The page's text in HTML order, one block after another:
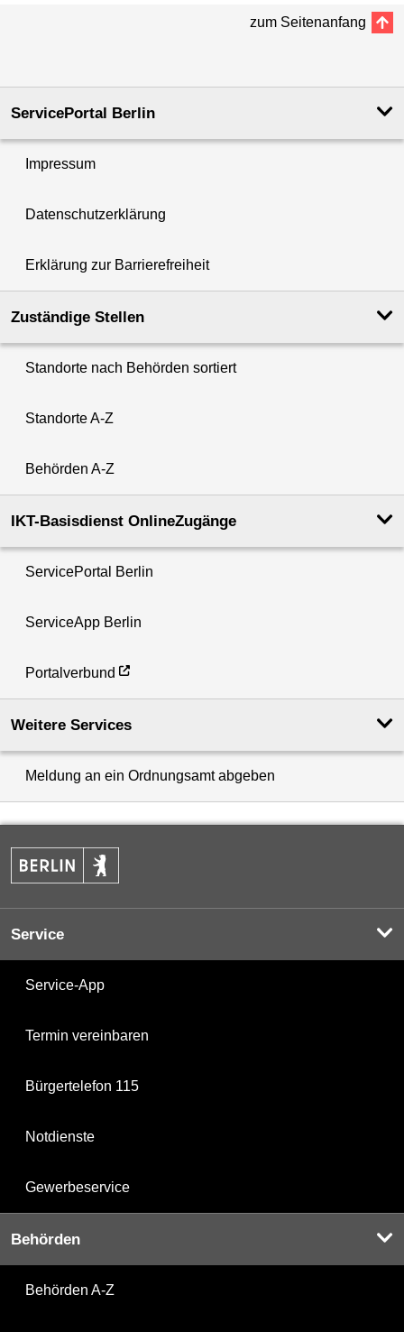
zum Seitenanfang
ServicePortal Berlin
Impressum
Datenschutzerklärung
Erklärung zur Barrierefreiheit
Zuständige Stellen
Standorte nach Behörden sortiert
Standorte A-Z
Behörden A-Z
IKT-Basisdienst OnlineZugänge
ServicePortal Berlin
ServiceApp Berlin
Portalverbund
Weitere Services
Meldung an ein Ordnungsamt abgeben
Service
Service-App
Termin vereinbaren
Bürgertelefon 115
Notdienste
Gewerbeservice
Behörden
Behörden A-Z